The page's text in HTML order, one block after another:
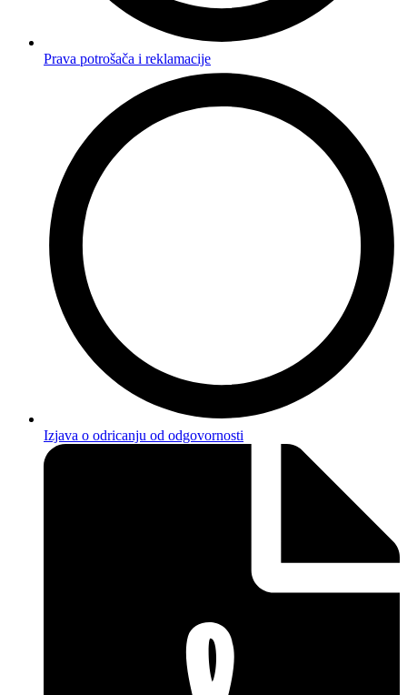
Prava potrošača i reklamacije
Izjava o odricanju od odgovornosti